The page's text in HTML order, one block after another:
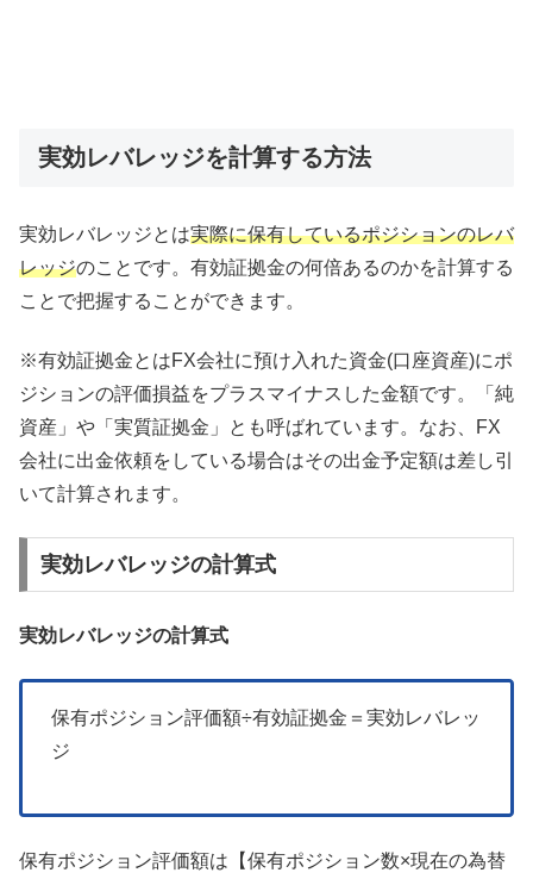
実効レバレッジを計算する方法
実効レバレッジとは実際に保有しているポジションのレバ
レッジのことです。有効証拠金の何倍あるのかを計算する
ことで把握することができます。
※有効証拠金とはFX会社に預け入れた資金(口座資産)にポ
ジションの評価損益をプラスマイナスした金額です。「純
資産」や「実質証拠金」とも呼ばれています。なお、FX
会社に出金依頼をしている場合はその出金予定額は差し引
いて計算されます。
実効レバレッジの計算式
実効レバレッジの計算式
保有ポジション評価額÷有効証拠金＝実効レバレッ
ジ
保有ポジション評価額は【保有ポジション数×現在の為替